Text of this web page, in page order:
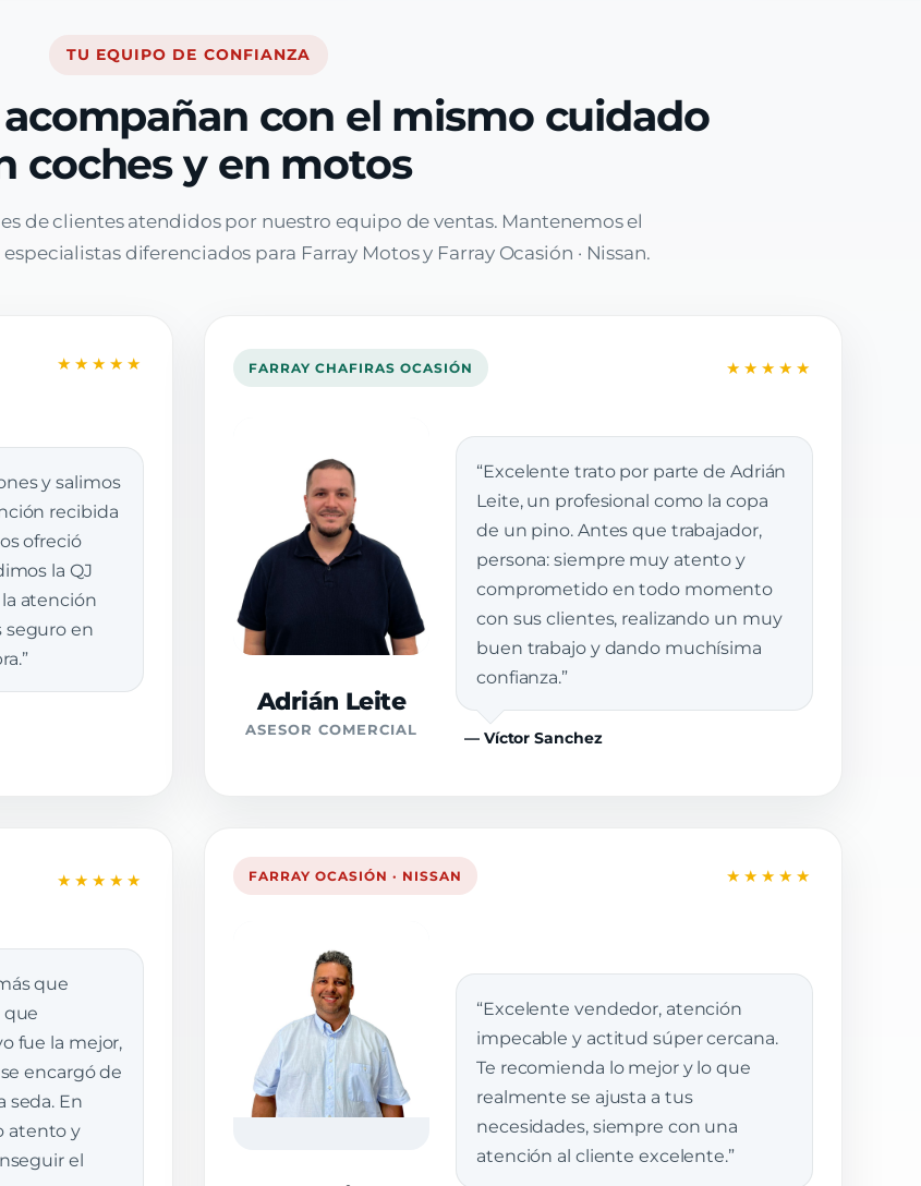
TU EQUIPO DE CONFIANZA
con el mismo cuidado
coches y en motos
de clientes atendidos por nuestro equipo de ventas. Mantenemos el
diferenciados para Farray Motos y Farray Ocasión · Nissan.
★★★★★
y salimos
recibida
ofreció
la QJ
la atención
seguro en
FARRAY CHAFIRAS OCASIÓN ★★★★★
Adrián Leite
ASESOR COMERCIAL
“Excelente trato por parte de Adrián
Leite, un profesional como la copa
de un pino. Antes que trabajador,
persona: siempre muy atento y
comprometido en todo momento
con sus clientes, realizando un muy
buen trabajo y dando muchísima
confianza.”
— Víctor Sanchez
★★★★★
que
que
fue la mejor,
encargó de
seda. En
atento y
el
FARRAY OCASIÓN · NISSAN ★★★★★
“Excelente vendedor, atención
impecable y actitud súper cercana.
Te recomienda lo mejor y lo que
realmente se ajusta a tus
necesidades, siempre con una
atención al cliente excelente.”